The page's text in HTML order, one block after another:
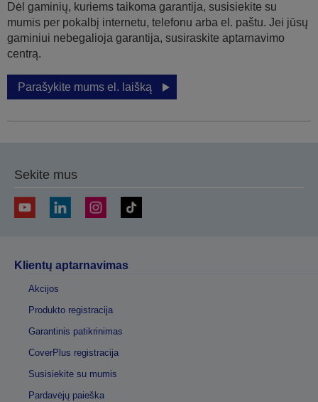
Dėl gaminių, kuriems taikoma garantija, susisiekite su
mumis per pokalbį internetu, telefonu arba el. paštu. Jei jūsų
gaminiui nebegalioja garantija, susiraskite aptarnavimo
centrą.
Parašykite mums el. laišką
Sekite mus
Klientų aptarnavimas
Akcijos
Produkto registracija
Garantinis patikrinimas
CoverPlus registracija
Susisiekite su mumis
Pardavėjų paieška